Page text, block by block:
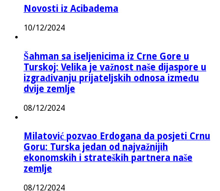
Novosti iz Acibadema
10/12/2024
Šahman sa iseljenicima iz Crne Gore u
Turskoj: Velika je važnost naše dijaspore u
izgrađivanju prijateljskih odnosa između
dvije zemlje
08/12/2024
Milatović pozvao Erdogana da posjeti Crnu
Goru: Turska jedan od najvažnijih
ekonomskih i strateških partnera naše
zemlje
08/12/2024